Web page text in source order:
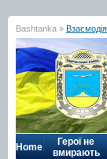
Bashtanka »
Home
Герої не
вмирають